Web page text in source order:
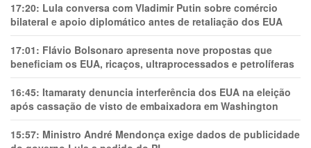
17:20: Lula conversa com Vladimir Putin sobre comércio
bilateral e apoio diplomático antes de retaliação dos EUA
17:01: Flávio Bolsonaro apresenta nove propostas que
beneficiam os EUA, ricaços, ultraprocessados e petrolíferas
16:45: Itamaraty denuncia interferência dos EUA na eleição
após cassação de visto de embaixadora em Washington
15:57: Ministro André Mendonça exige dados de publicidade